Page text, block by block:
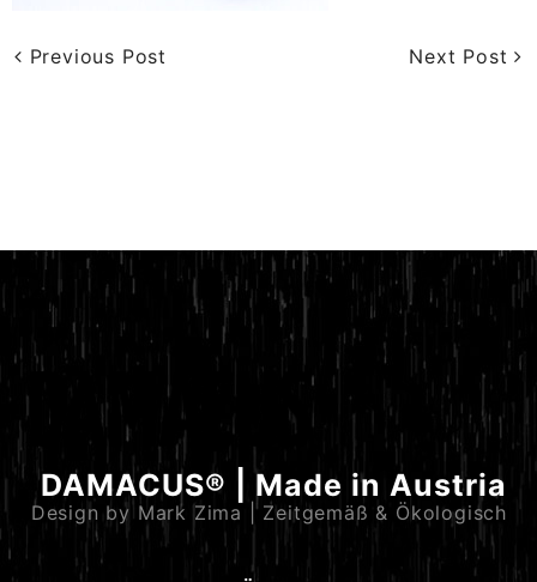
Previous Post Next Post
DAMACUS® | Made in Austria
Design by Mark Zima | Zeitgemäß & Ökologisch